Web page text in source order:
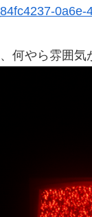
何やら雰囲気